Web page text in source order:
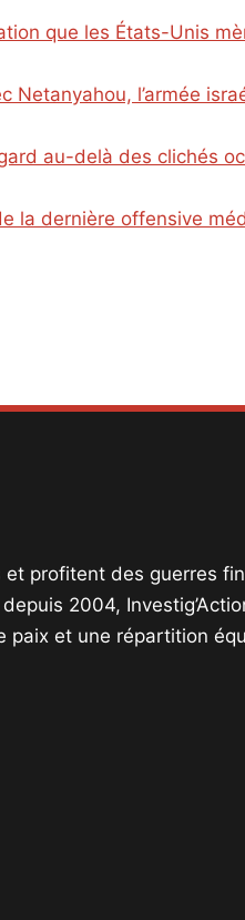
que les États-Unis
Netanyahou, l’armée
au-delà des clichés
la dernière offensive
profitent des guerres
2004,
paix et une répartition